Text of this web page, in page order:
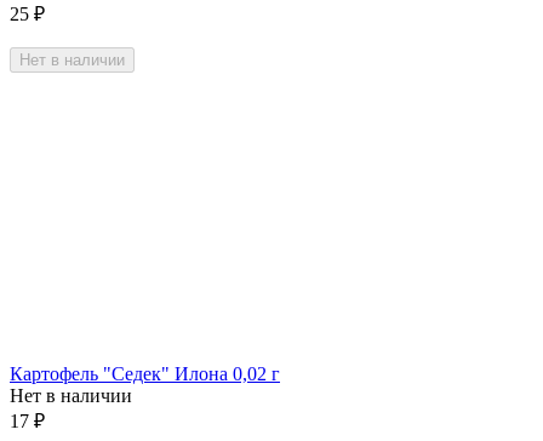
25 ₽
Нет в наличии
Картофель "Седек" Илона 0,02 г
Нет в наличии
17 ₽